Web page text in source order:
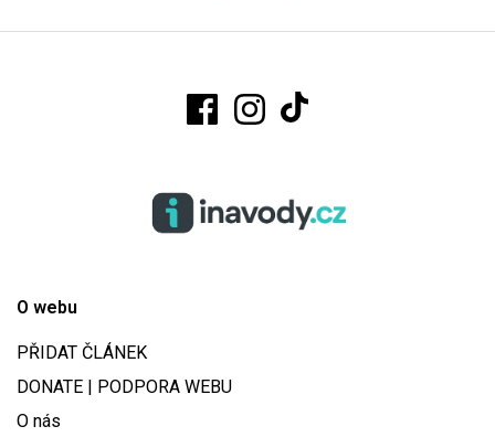
O webu
PŘIDAT ČLÁNEK
DONATE | PODPORA WEBU
O nás